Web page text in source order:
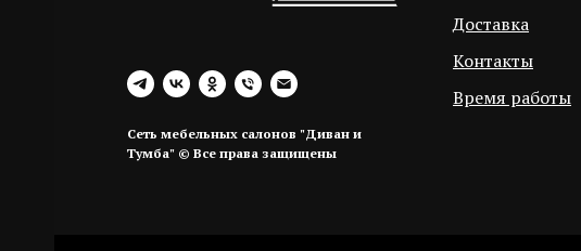
Сеть мебельных салонов "Диван и
Тумба" © Все права защищены
Доставка
Контакты
Время работы